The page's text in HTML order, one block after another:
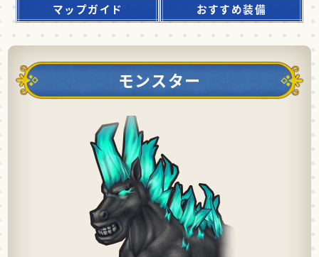
マップガイド
おすすめ装備
モンスター